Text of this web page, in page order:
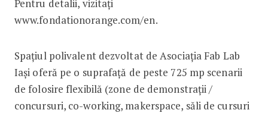
Pentru detalii, vizitați
www.fondationorange.com/en.
Spațiul polivalent dezvoltat de Asociația Fab Lab
Iași oferă pe o suprafață de peste 725 mp scenarii
de folosire flexibilă (zone de demonstrații /
concursuri, co-working, makerspace, săli de cursuri